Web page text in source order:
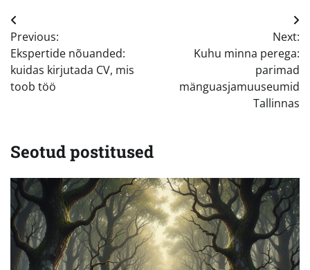
Navigeerimine
Previous:
Ekspertide nõuanded:
kuidas kirjutada CV, mis
toob töö
Next:
Kuhu minna perega:
parimad
mänguasjamuuseumid
Tallinnas
Seotud postitused